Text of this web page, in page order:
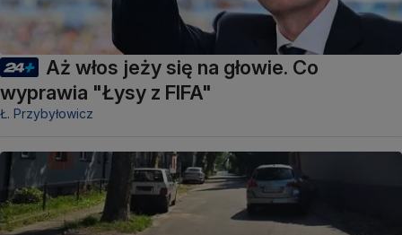
Aż włos jeży się na głowie. Co
wyprawia "Łysy z FIFA"
Ł. Przybyłowicz